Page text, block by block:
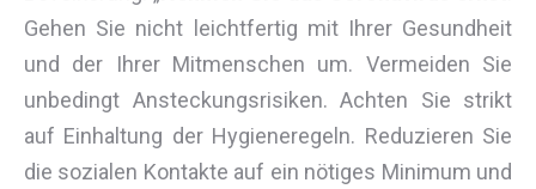
Gehen Sie nicht leichtfertig mit Ihrer Gesundheit
und der Ihrer Mitmenschen um. Vermeiden Sie
unbedingt Ansteckungsrisiken. Achten Sie strikt
auf Einhaltung der Hygieneregeln. Reduzieren Sie
die sozialen Kontakte auf ein nötiges Minimum und